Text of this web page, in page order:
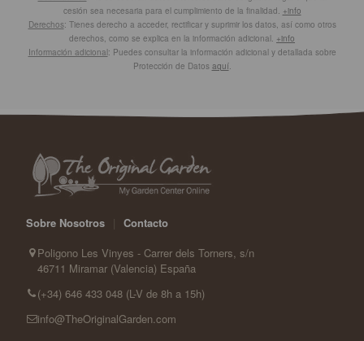
cesión sea necesaria para el cumplimiento de la finalidad. +info
Derechos: Tienes derecho a acceder, rectificar y suprimir los datos, así como otros
derechos, como se explica en la información adicional. +info
Información adicional: Puedes consultar la información adicional y detallada sobre
Protección de Datos aquí.
Sobre Nosotros
Contacto
Poligono Les Vinyes - Carrer dels Torners, s/n
46711 Miramar (Valencia) España
(+34) 646 433 048 (L-V de 8h a 15h)
info@TheOriginalGarden.com